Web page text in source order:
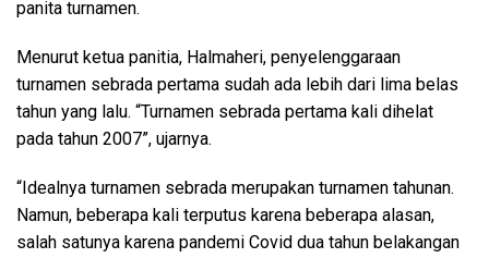
panita turnamen.
Menurut ketua panitia, Halmaheri, penyelenggaraan
turnamen sebrada pertama sudah ada lebih dari lima belas
tahun yang lalu. “Turnamen sebrada pertama kali dihelat
pada tahun 2007”, ujarnya.
“Idealnya turnamen sebrada merupakan turnamen tahunan.
Namun, beberapa kali terputus karena beberapa alasan,
salah satunya karena pandemi Covid dua tahun belakangan